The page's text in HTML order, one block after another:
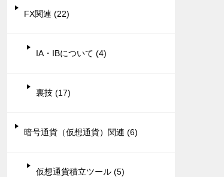
FX関連 (22)
IA・IBについて (4)
裏技 (17)
暗号通貨（仮想通貨）関連 (6)
仮想通貨積立ツール (5)